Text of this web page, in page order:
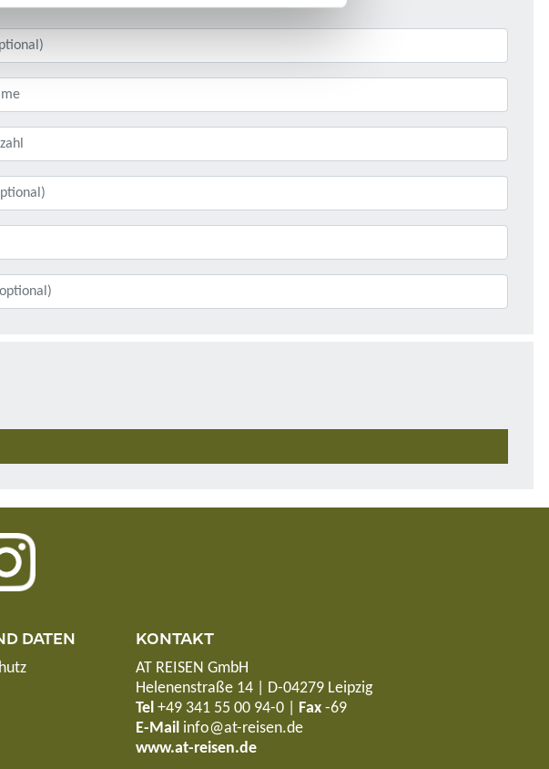
DATEN KONTAKT
AT REISEN GmbH
Helenenstraße 14 | D-04279 Leipzig
Tel +49 341 55 00 94-0| Fax-69
E-Mail info@at-reisen.de
www.at-reisen.de